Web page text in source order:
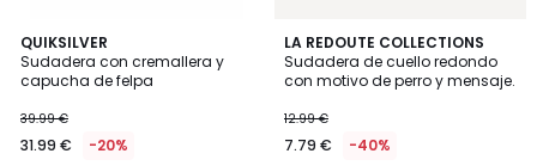
QUIKSILVER
Sudadera con cremallera y
capucha de felpa
39.99 €
31.99 € -20%
LA REDOUTE COLLECTIONS
Sudadera de cuello redondo
con motivo de perro y mensaje.
12.99 €
7.79 € -40%
5
/
5